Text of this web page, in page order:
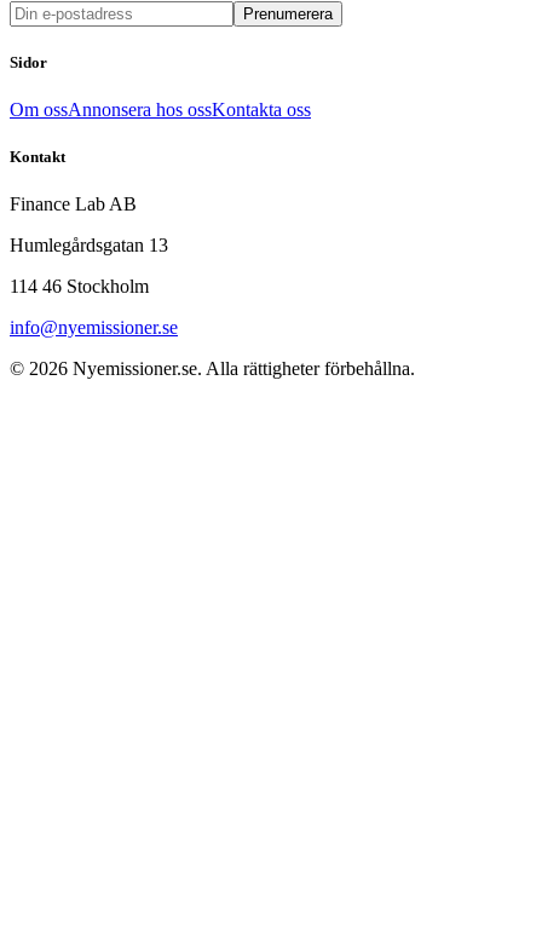
Prenumerera
Sidor
Om ossAnnonsera hos ossKontakta oss
Kontakt
Finance Lab AB
Humlegårdsgatan 13
114 46 Stockholm
info@nyemissioner.se
© 2026 Nyemissioner.se. Alla rättigheter förbehållna.